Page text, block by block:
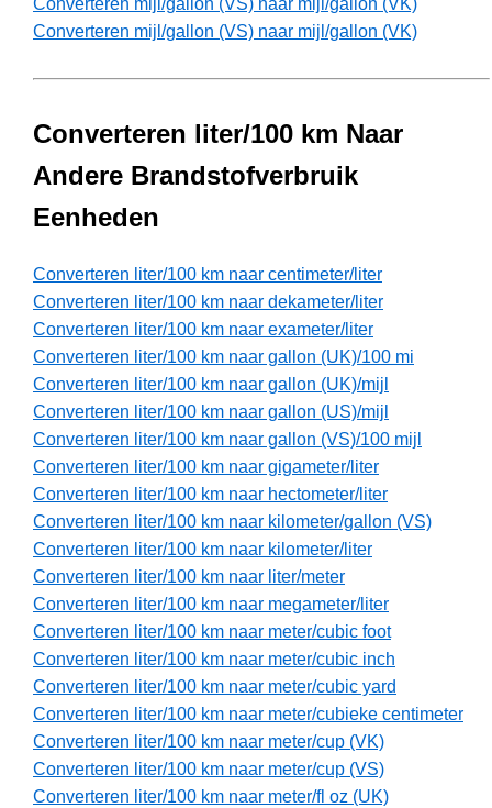
Converteren mijl/gallon (VS) naar mijl/gallon (VK)
Converteren mijl/gallon (VS) naar mijl/gallon (VK)
Converteren liter/100 km Naar
Andere Brandstofverbruik
Eenheden
Converteren liter/100 km naar centimeter/liter
Converteren liter/100 km naar dekameter/liter
Converteren liter/100 km naar exameter/liter
Converteren liter/100 km naar gallon (UK)/100 mi
Converteren liter/100 km naar gallon (UK)/mijl
Converteren liter/100 km naar gallon (US)/mijl
Converteren liter/100 km naar gallon (VS)/100 mijl
Converteren liter/100 km naar gigameter/liter
Converteren liter/100 km naar hectometer/liter
Converteren liter/100 km naar kilometer/gallon (VS)
Converteren liter/100 km naar kilometer/liter
Converteren liter/100 km naar liter/meter
Converteren liter/100 km naar megameter/liter
Converteren liter/100 km naar meter/cubic foot
Converteren liter/100 km naar meter/cubic inch
Converteren liter/100 km naar meter/cubic yard
Converteren liter/100 km naar meter/cubieke centimeter
Converteren liter/100 km naar meter/cup (VK)
Converteren liter/100 km naar meter/cup (VS)
Converteren liter/100 km naar meter/fl oz (UK)